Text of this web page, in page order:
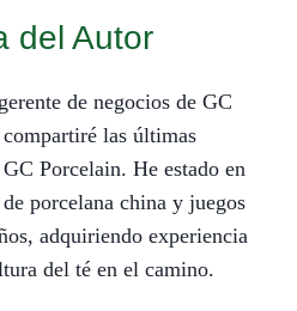
del Autor
de negocios de GC
las últimas
Porcelain. He estado en
porcelana china y juegos
adquiriendo experiencia
del té en el camino.